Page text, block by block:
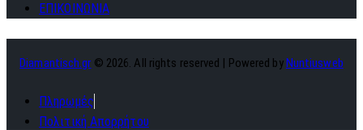
ΕΠΙΚΟΙΝΩΝΙΑ
Diamantisch.gr © 2026. All rights reserved | Powered by Nuntiusweb
Πληρωμές
Πολιτική Απορρήτου